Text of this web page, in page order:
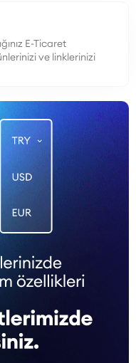
E-Ticaret
ve linklerinizi